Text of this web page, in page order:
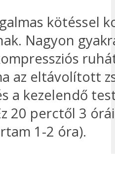
kötéssel
Nagyon
az eltávolított
a kezelendő
20 perctől 3
1-2 óra).